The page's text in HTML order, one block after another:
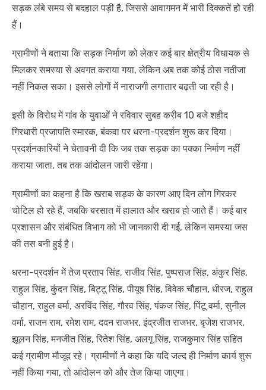
सड़क लंबे समय से बदहाल पड़ी है, जिससे आवागमन में भारी दिक्कतें हो रही
हैं।
ग्रामीणों ने बताया कि सड़क निर्माण को लेकर कई बार क्षेत्रीय विधायक से
मिलकर समस्या से अवगत कराया गया, लेकिन अब तक कोई ठोस नतीजा
नहीं निकल सका। इससे लोगों में नाराजगी लगातार बढ़ती जा रही है।
इसी के विरोध में गांव के युवाओं ने रविवार सुबह करीब 10 बजे शहीद
गिरधारी प्रजापति स्मारक, बंकवा पर धरना-प्रदर्शन शुरू कर दिया।
प्रदर्शनकारियों ने चेतावनी दी कि जब तक सड़क का पक्का निर्माण नहीं
कराया जाता, तब तक आंदोलन जारी रहेगा।
ग्रामीणों का कहना है कि खराब सड़क के कारण आए दिन लोग गिरकर
चोटिल हो रहे हैं, जबकि बरसात में हालात और खराब हो जाते हैं। कई बार
प्रशासन और संबंधित विभाग को भी जानकारी दी गई, लेकिन समस्या जस
की तस बनी हुई है।
धरना-प्रदर्शन में तेज प्रताप सिंह, राजीव सिंह, पुष्पराज सिंह, अंकुर सिंह,
राहुल सिंह, कुंदन सिंह, बिट्टू सिंह, पीयूष सिंह, विवेक चौहान, धीरज, राहुल
चौहान, राहुल वर्मा, अरविंद सिंह, गौरव सिंह, पंकज सिंह, पिंटू वर्मा, सुनील
वर्मा, राजन राम, रमेश राम, ददन राजभर, इंद्रजीत राजभर, बृजेश राजभर,
झूलन सिंह, मनजीत सिंह, रितेश सिंह, अलगू सिंह, राजकुमार सिंह सहित
कई ग्रामीण मौजूद रहे। ग्रामीणों ने कहा कि यदि जल्द ही निर्माण कार्य शुरू
नहीं किया गया, तो आंदोलन को और तेज किया जाएगा।